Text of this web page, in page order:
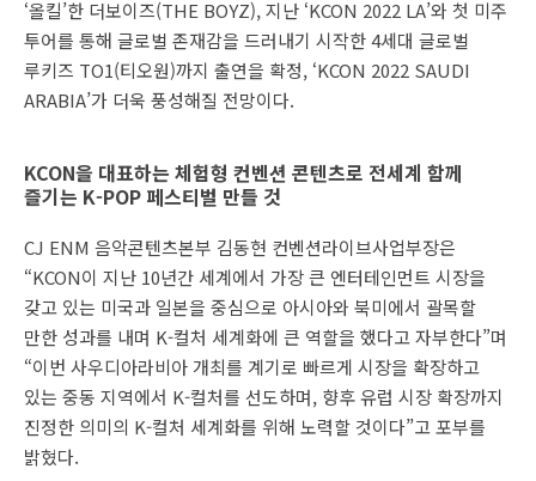
‘올킬’한 더보이즈(THE BOYZ), 지난 ‘KCON 2022 LA’와 첫 미주
투어를 통해 글로벌 존재감을 드러내기 시작한 4세대 글로벌
루키즈 TO1(티오원)까지 출연을 확정, ‘KCON 2022 SAUDI
ARABIA’가 더욱 풍성해질 전망이다.
KCON을 대표하는 체험형 컨벤션 콘텐츠로 전세계 함께
즐기는 K-POP 페스티벌 만들 것
CJ ENM 음악콘텐츠본부 김동현 컨벤션라이브사업부장은
“KCON이 지난 10년간 세계에서 가장 큰 엔터테인먼트 시장을
갖고 있는 미국과 일본을 중심으로 아시아와 북미에서 괄목할
만한 성과를 내며 K-컬처 세계화에 큰 역할을 했다고 자부한다”며
“이번 사우디아라비아 개최를 계기로 빠르게 시장을 확장하고
있는 중동 지역에서 K-컬처를 선도하며, 향후 유럽 시장 확장까지
진정한 의미의 K-컬처 세계화를 위해 노력할 것이다”고 포부를
밝혔다.